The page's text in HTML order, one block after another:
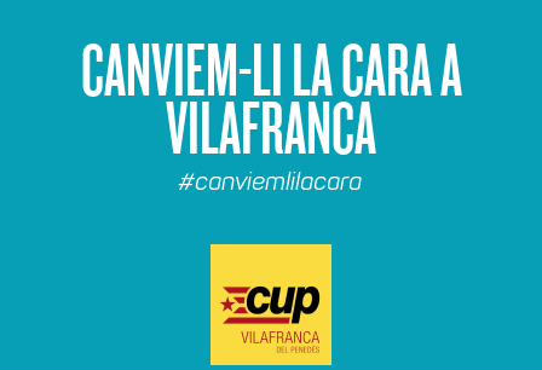
CANVIEM-LI LA CARA A
VILAFRANCA
#canviemlilacara